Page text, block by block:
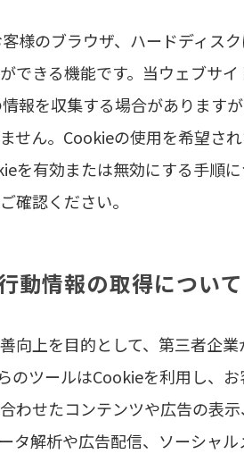
様のブラウザ、ハードディス
できる機能です。当ウェブサ
報を収集する場合があります
せん。Cookieの使用を希望さ
を有効または無効にする手順
確認ください。
動情報の取得について
向上を目的として、第三者企
のツールはCookieを利用し、
わせたコンテンツや広告の表
タ解析や広告配信、ソーシャル